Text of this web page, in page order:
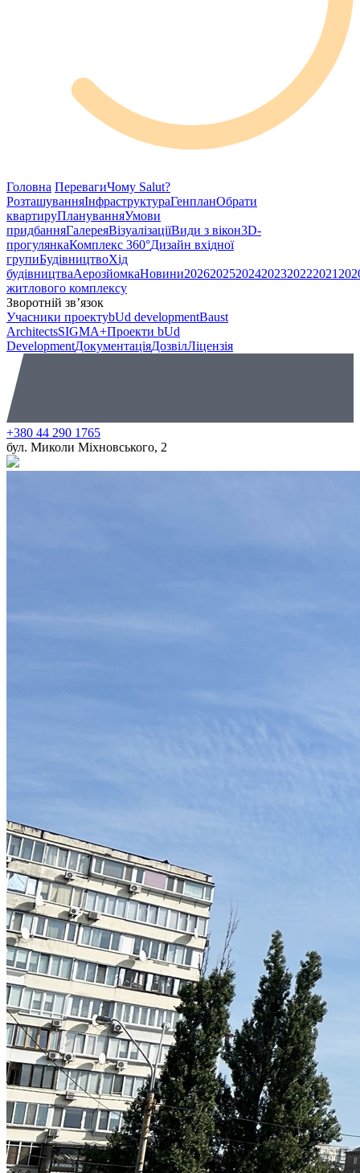
Головна ПеревагиЧому Salut?
РозташуванняІнфраструктураГенпланОбрати
квартируПлануванняУмови
придбанняГалереяВізуалізаціїВиди з вікон3D-
прогулянкаКомплекс 360°Дизайн вхідної
групиБудівництвоХід
будівництваАерозйомкаНовини202620252024202320222021
житлового комплексу
Зворотній зв’язок
Учасники проектуbUd developmentBaust
ArchitectsSIGMA+Проекти bUd
DevelopmentДокументаціяДозвілЛіцензія
+380 44 290 1765
бул. Миколи Міхновського, 2